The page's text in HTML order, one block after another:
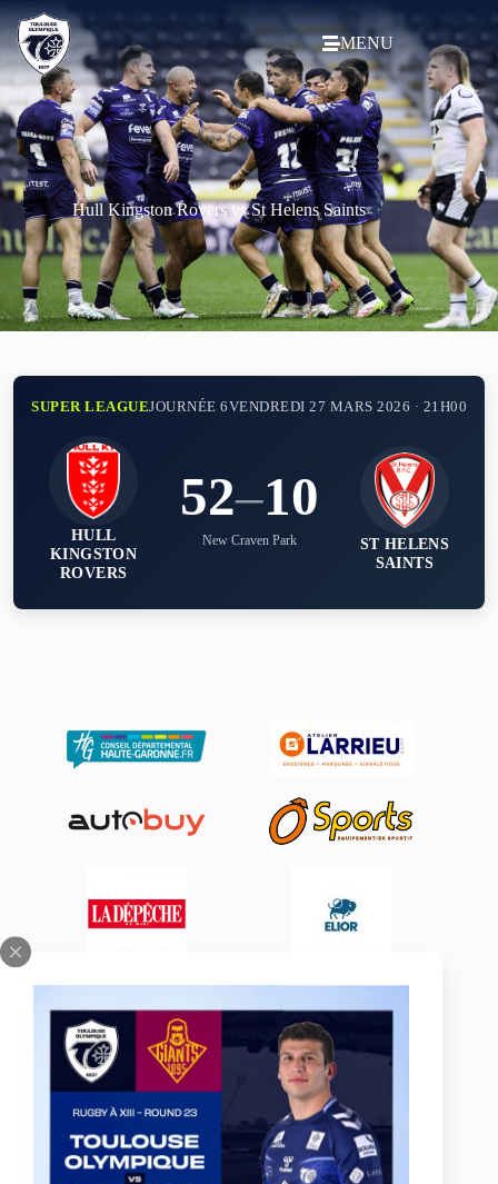
MENU
Hull Kingston Rovers vs St Helens Saints
SUPER LEAGUEJOURNÉE 6VENDREDI 27 MARS 2026 · 21H00
HULL
KINGSTON
ROVERS
52–10
New Craven Park
ST HELENS
SAINTS